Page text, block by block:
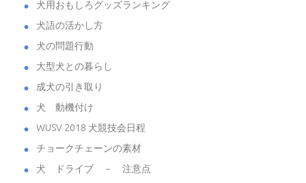
犬用おもしろグッズランキング
犬語の活かし方
犬の問題行動
大型犬との暮らし
成犬の引き取り
犬 動機付け
WUSV 2018 犬競技会日程
チョークチェーンの素材
犬 ドライブ － 注意点